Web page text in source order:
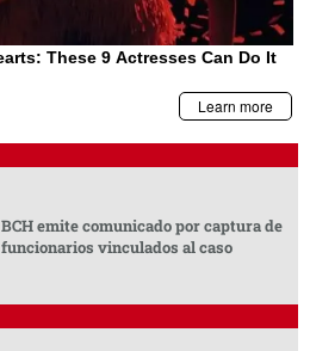
BCH emite comunicado por captura de
funcionarios vinculados al caso